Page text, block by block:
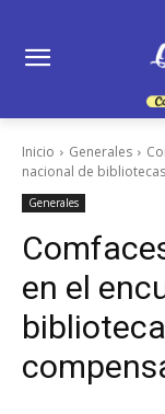
Inicio Generales
nacional de
Generales
en el